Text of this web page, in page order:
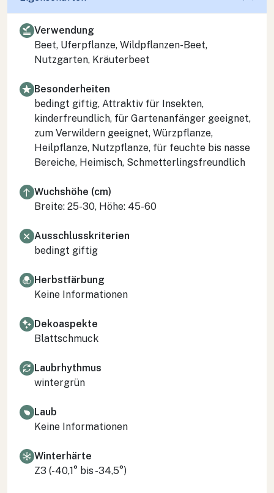
Verwendung
Beet, Uferpflanze, Wildpflanzen-Beet,
Nutzgarten, Kräuterbeet
Besonderheiten
bedingt giftig, Attraktiv für Insekten,
kinderfreundlich, für Gartenanfänger geeignet,
zum Verwildern geeignet, Würzpflanze,
Heilpflanze, Nutzpflanze, für feuchte bis nasse
Bereiche, Heimisch, Schmetterlingsfreundlich
Wuchshöhe (cm)
Breite: 25-30, Höhe: 45-60
Ausschlusskriterien
bedingt giftig
Herbstfärbung
Keine Informationen
Dekoaspekte
Blattschmuck
Laubrhythmus
wintergrün
Laub
Keine Informationen
Winterhärte
Z3 (-40,1° bis -34,5°)